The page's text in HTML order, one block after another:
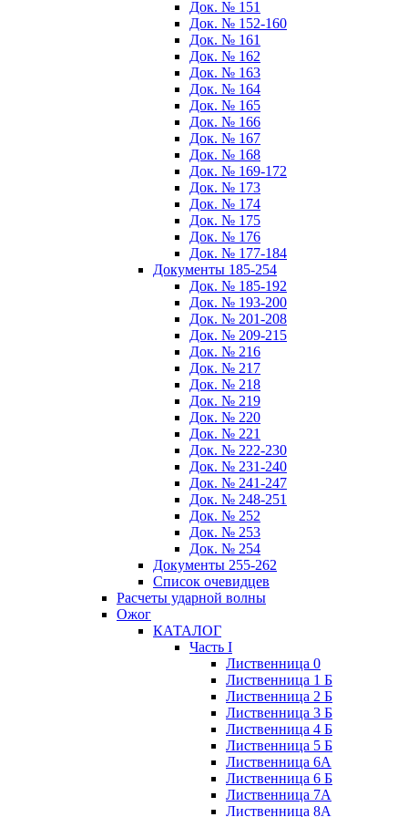
Док. № 151
Док. № 152-160
Док. № 161
Док. № 162
Док. № 163
Док. № 164
Док. № 165
Док. № 166
Док. № 167
Док. № 168
Док. № 169-172
Док. № 173
Док. № 174
Док. № 175
Док. № 176
Док. № 177-184
Документы 185-254
Док. № 185-192
Док. № 193-200
Док. № 201-208
Док. № 209-215
Док. № 216
Док. № 217
Док. № 218
Док. № 219
Док. № 220
Док. № 221
Док. № 222-230
Док. № 231-240
Док. № 241-247
Док. № 248-251
Док. № 252
Док. № 253
Док. № 254
Документы 255-262
Список очевидцев
Расчеты ударной волны
Ожог
КАТАЛОГ
Часть I
Лиственница 0
Лиственница 1 Б
Лиственница 2 Б
Лиственница 3 Б
Лиственница 4 Б
Лиственница 5 Б
Лиственница 6А
Лиственница 6 Б
Лиственница 7А
Лиственница 8А